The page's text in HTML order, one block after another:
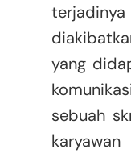
terjadinya
yang
sebuah